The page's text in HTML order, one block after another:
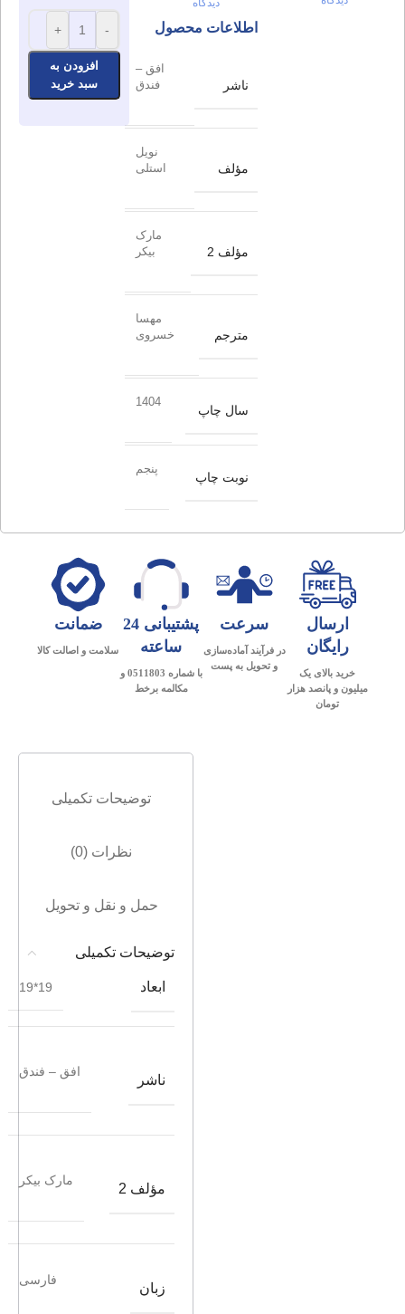
دیدگاه
اطلاعات محصول
ناشر
افق –
فندق
مؤلف
نویل
استلی
مؤلف 2
مارک
بیکر
مترجم
مهسا
خسروی
سال چاپ
1404
نوبت چاپ
پنجم
-
+
افزودن به
سبد خرید
ارسال
رایگان
خرید بالای یک
میلیون و پانصد هزار
تومان
سرعت
در فرآیند آماده‌سازی
و تحویل به پست
پشتیبانی 24
ساعته
با شماره 0511803 و
مکالمه برخط
ضمانت
سلامت و اصالت کالا
توضیحات تکمیلی
نظرات (0)
حمل و نقل و تحویل
توضیحات تکمیلی
ابعاد 19*19
ناشر
افق – فندق
مؤلف 2
مارک بیکر
زبان
فارسی